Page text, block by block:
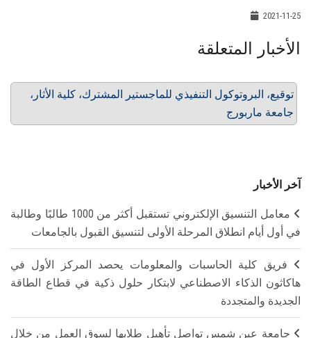
2021-11-25
الأخبار المتعلقة
توقيع، البروتوكول التنفيذي للماجستير المشترك، كلية الأثار،
جامعة ماربورج
آخر الأخبار
معامل التنسيق الإلكتروني تستقبل أكثر من 1000 طالبًا وطالبة
في أول أيام انطلاق المرحلة الأولى لتنسيق القبول بالجامعات
فريق كلية الحاسبات والمعلومات يحصد المركز الأول في
هاكاثون الذكاء الاصطناعي لابتكار حلول ذكية في قطاع الطاقة
الجديدة والمتجددة
جامعة عين شمس تواصل تأهيل طلابها لسوق العمل من خلال